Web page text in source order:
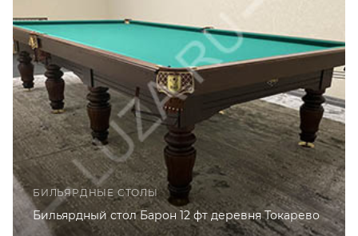
БИЛЬЯРДНЫЕ СТОЛЫ
Бильярдный стол Барон 12 фт деревня Токарево